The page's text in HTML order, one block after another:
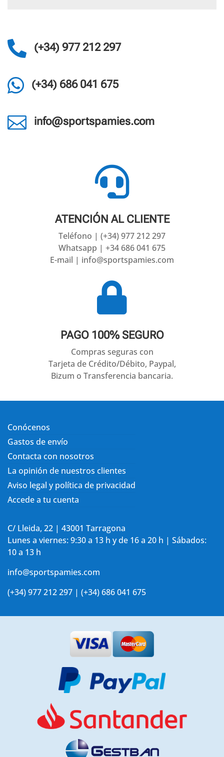
 (+34) 977 212 297
 (+34) 686 041 675
 info@sportspamies.com

ATENCIÓN AL CLIENTE
Teléfono | (+34) 977 212 297
Whatsapp | +34 686 041 675
E-mail | info@sportspamies.com

PAGO 100% SEGURO
Compras seguras con
Tarjeta de Crédito/Débito, Paypal,
Bizum o Transferencia bancaria.
Conócenos
Gastos de envío
Contacta con nosotros
La opinión de nuestros clientes
Aviso legal y política de privacidad
Accede a tu cuenta
C/ Lleida, 22 | 43001 Tarragona
Lunes a viernes: 9:30 a 13 h y de 16 a 20 h | Sábados:
10 a 13 h
info@sportspamies.com
(+34) 977 212 297 | (+34) 686 041 675